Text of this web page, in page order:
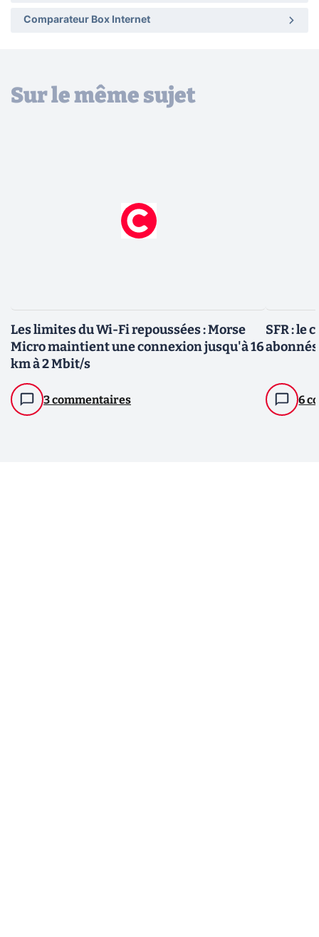
Comparateur Box Internet
Sur le même sujet
Les limites du Wi-Fi repoussées : Morse
Micro maintient une connexion jusqu'à 16
km à 2 Mbit/s
3 commentaires
SFR : le
6